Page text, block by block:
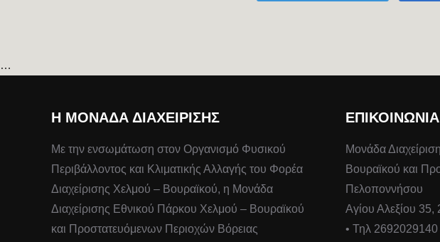
…
Η ΜΟΝΆΔΑ ΔΙΑΧΕΊΡΙΣΗΣ
Με την ενσωμάτωση στον Οργανισμό Φυσικού
Περιβάλλοντος και Κλιματικής Αλλαγής του Φορέα
Διαχείρισης Χελμού – Βουραϊκού, η Μονάδα
Διαχείρισης Εθνικού Πάρκου Χελμού – Βουραϊκού
και Προστατευόμενων Περιοχών Βόρειας
ΕΠΙΚΟΙΝΩΝΙΑ
Μονάδα
Βουραϊκού και
Πελοποννήσου
Αγίου Αλεξίου
• Τηλ 2692029140